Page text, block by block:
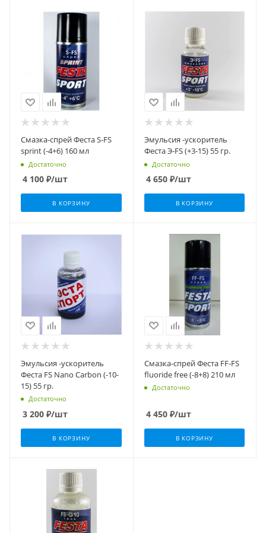
Смазка-спрей Феста S-FS
sprint (-4+6) 160 мл
Достаточно
4 100 ₽/шт
В КОРЗИНУ
Эмульсия -ускоритель
Феста Э-FS (+3-15) 55 гр.
Достаточно
4 650₽/шт
В КОРЗИНУ
Эмульсия -ускоритель
Феста FS Nano Carbon (-10-
15) 55 гр.
Достаточно
3 200 ₽/шт
В КОРЗИНУ
Смазка-спрей Феста FF-FS
fluoride free (-8+8) 210 мл
Достаточно
4 450₽/шт
В КОРЗИНУ